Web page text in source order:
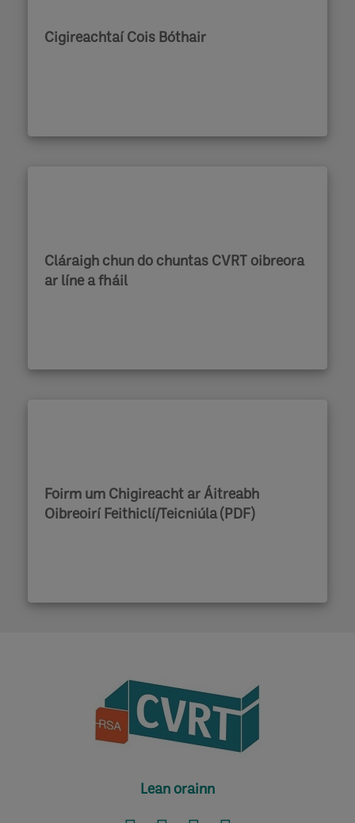
Cigireachtaí Cois Bóthair
Cláraigh chun do chuntas CVRT oibreora
ar líne a fháil
Foirm um Chigireacht ar Áitreabh
Oibreoirí Feithiclí/Teicniúla (PDF)
Lean orainn